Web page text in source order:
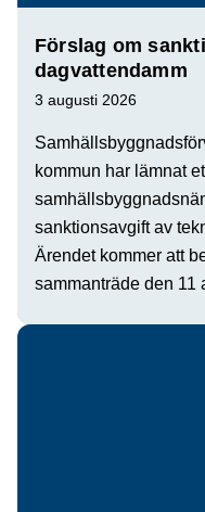
Förslag om
dagvattendamm
3 augusti 2026
kommun har lämnat
sanktionsavgift av
Ärendet kommer att
sammanträde den 11